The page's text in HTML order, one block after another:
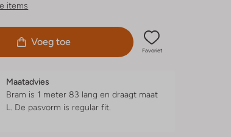
items
Voeg toe
Favoriet
Maatadvies
Bram is 1 meter 83 lang en draagt maat
L. De pasvorm is regular fit